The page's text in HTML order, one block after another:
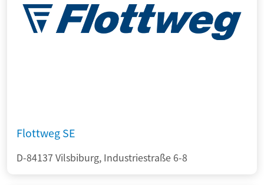
Flottweg SE
D-84137 Vilsbiburg, Industriestraße 6-8